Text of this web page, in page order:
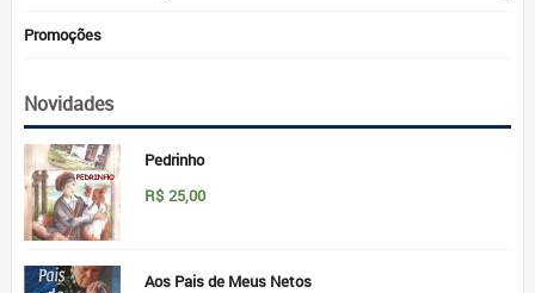
Promoções
Novidades
Pedrinho
R$ 25,00
Aos Pais de Meus Netos